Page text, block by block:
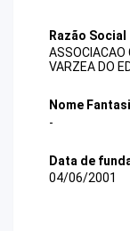
Razão Social
ASSOCIACAO
VARZEA DO
Nome
-
Data de
04/06/2001